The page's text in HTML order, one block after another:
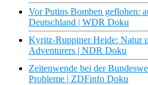
Vor Putins Bomben geflohen:
Deutschland | WDR Doku
Kyritz-Ruppiner Heide: Natur
Adventurers | NDR Doku
Zeitenwende bei der
Probleme | ZDFinfo Doku